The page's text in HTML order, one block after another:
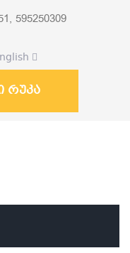
595250309
რუკა